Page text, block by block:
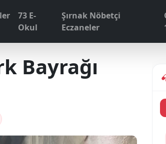
73 E-
Okul
Şırnak Nöbetçi
Eczaneler
Bayrağı